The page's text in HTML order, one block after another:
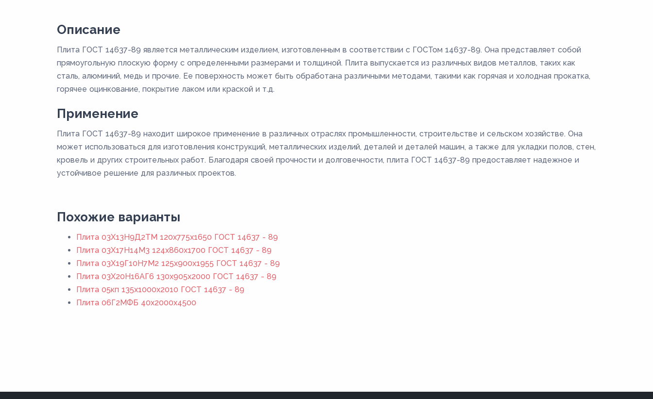
Описание
Плита ГОСТ 14637-89 является металлическим изделием, изготовленным в соответствии с ГОСТом 14637-89. Она представляет собой
прямоугольную плоскую форму с определенными размерами и толщиной. Плита выпускается из различных видов металлов, таких как
сталь, алюминий, медь и прочие. Ее поверхность может быть обработана различными методами, такими как горячая и холодная прокатка,
горячее оцинкование, покрытие лаком или краской и т.д.
Применение
Плита ГОСТ 14637-89 находит широкое применение в различных отраслях промышленности, строительстве и сельском хозяйстве. Она
может использоваться для изготовления конструкций, металлических изделий, деталей и деталей машин, а также для укладки полов, стен,
кровель и других строительных работ. Благодаря своей прочности и долговечности, плита ГОСТ 14637-89 предоставляет надежное и
устойчивое решение для различных проектов.
Похожие варианты
Плита 03Х13Н9Д2ТМ 120x775x1650 ГОСТ 14637 - 89
Плита 03Х17Н14М3 124x860x1700 ГОСТ 14637 - 89
Плита 03Х19Г10Н7М2 125x900x1955 ГОСТ 14637 - 89
Плита 03Х20Н16АГ6 130x905x2000 ГОСТ 14637 - 89
Плита 05кп 135x1000x2010 ГОСТ 14637 - 89
Плита 06Г2МФБ 40x2000x4500